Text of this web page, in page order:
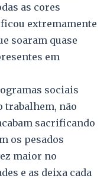
as cores
extremamente
soaram quase
em
sociais
trabalhem, não
sacrificando
os pesados
maior no
e as deixa cada